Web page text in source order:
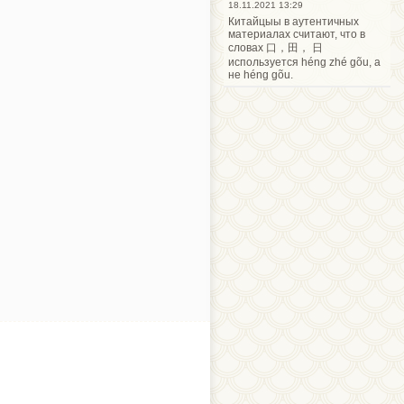
18.11.2021 13:29
Китайцыы в аутентичных
материалах считают, что в
словах 口，田， 日
используется héng zhé gõu, а
не héng gõu.